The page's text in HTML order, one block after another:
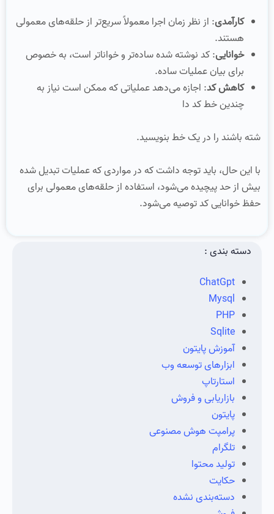
کارآمدی: از نظر زمان اجرا معمولاً سریع‌تر از حلقه‌های معمولی
هستند.
خوانایی: کد نوشته شده ساده‌تر و خواناتر است، به خصوص
برای بیان عملیات ساده.
کاهش کد: اجازه می‌دهد عملیاتی که ممکن است نیاز به
چندین خط کد دا
شته باشند را در یک خط بنویسید.
با این حال، باید توجه داشت که در مواردی که عملیات تبدیل شده
بیش از حد پیچیده می‌شود، استفاده از حلقه‌های معمولی برای
حفظ خوانایی کد توصیه می‌شود.
دسته بندی :
ChatGpt
Mysql
PHP
Sqlite
آموزش پایتون
ابزارهای توسعه وب
استارتاپ
بازاریابی و فروش
پایتون
پرامپت هوش مصنوعی
تلگرام
تولید محتوا
حکایت
دسته‌بندی نشده